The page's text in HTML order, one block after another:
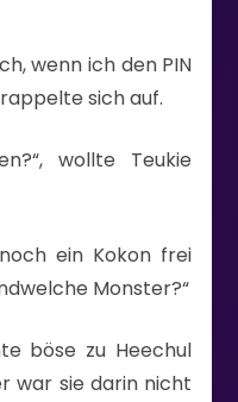
wenn ich den PIN
sich auf.
wollte Teukie
ein Kokon frei
Monster?“
böse zu Heechul
war sie darin nicht